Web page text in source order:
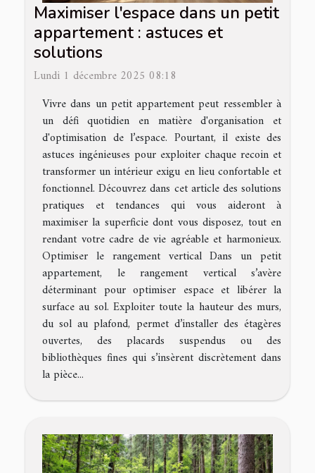
Maximiser l'espace dans un petit
appartement : astuces et
solutions
Lundi 1 décembre 2025 08:18
Vivre dans un petit appartement peut ressembler à
un défi quotidien en matière d'organisation et
d'optimisation de l’espace. Pourtant, il existe des
astuces ingénieuses pour exploiter chaque recoin et
transformer un intérieur exigu en lieu confortable et
fonctionnel. Découvrez dans cet article des solutions
pratiques et tendances qui vous aideront à
maximiser la superficie dont vous disposez, tout en
rendant votre cadre de vie agréable et harmonieux.
Optimiser le rangement vertical Dans un petit
appartement, le rangement vertical s’avère
déterminant pour optimiser espace et libérer la
surface au sol. Exploiter toute la hauteur des murs,
du sol au plafond, permet d’installer des étagères
ouvertes, des placards suspendus ou des
bibliothèques fines qui s’insèrent discrètement dans
la pièce...